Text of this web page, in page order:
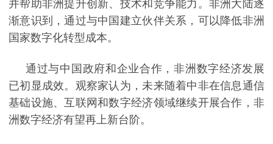
并帮助非洲提升创新、技术和竞争能力。非洲大陆逐
渐意识到，通过与中国建立伙伴关系，可以降低非洲
国家数字化转型成本。
通过与中国政府和企业合作，非洲数字经济发展
已初显成效。观察家认为，未来随着中非在信息通信
基础设施、互联网和数字经济领域继续开展合作，非
洲数字经济有望再上新台阶。